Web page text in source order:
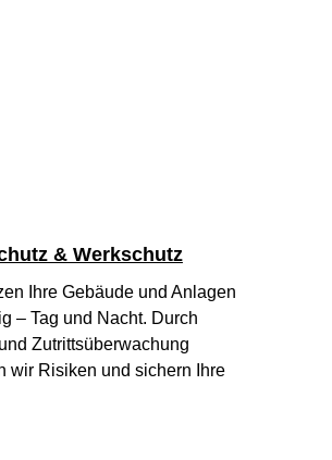
& Werkschutz
Ihre Gebäude und Anlagen
– Tag und Nacht. Durch
Zutrittsüberwachung
wir Risiken und sichern Ihre